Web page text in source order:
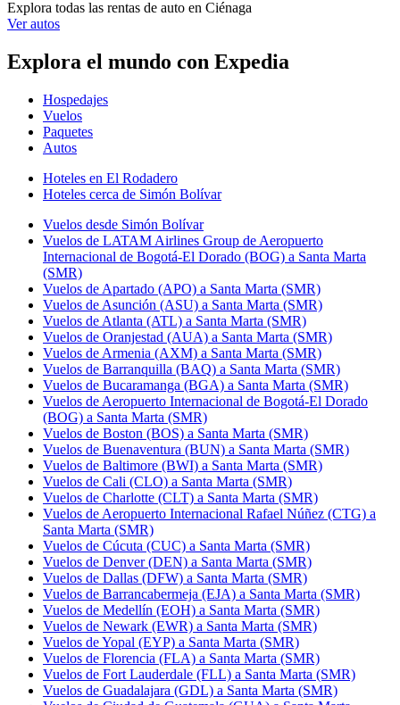
Explora todas las rentas de auto en Ciénaga
Ver autos
Explora el mundo con Expedia
Hospedajes
Vuelos
Paquetes
Autos
Hoteles en El Rodadero
Hoteles cerca de Simón Bolívar
Vuelos desde Simón Bolívar
Vuelos de LATAM Airlines Group de Aeropuerto
Internacional de Bogotá-El Dorado (BOG) a Santa Marta
(SMR)
Vuelos de Apartado (APO) a Santa Marta (SMR)
Vuelos de Asunción (ASU) a Santa Marta (SMR)
Vuelos de Atlanta (ATL) a Santa Marta (SMR)
Vuelos de Oranjestad (AUA) a Santa Marta (SMR)
Vuelos de Armenia (AXM) a Santa Marta (SMR)
Vuelos de Barranquilla (BAQ) a Santa Marta (SMR)
Vuelos de Bucaramanga (BGA) a Santa Marta (SMR)
Vuelos de Aeropuerto Internacional de Bogotá-El Dorado
(BOG) a Santa Marta (SMR)
Vuelos de Boston (BOS) a Santa Marta (SMR)
Vuelos de Buenaventura (BUN) a Santa Marta (SMR)
Vuelos de Baltimore (BWI) a Santa Marta (SMR)
Vuelos de Cali (CLO) a Santa Marta (SMR)
Vuelos de Charlotte (CLT) a Santa Marta (SMR)
Vuelos de Aeropuerto Internacional Rafael Núñez (CTG) a
Santa Marta (SMR)
Vuelos de Cúcuta (CUC) a Santa Marta (SMR)
Vuelos de Denver (DEN) a Santa Marta (SMR)
Vuelos de Dallas (DFW) a Santa Marta (SMR)
Vuelos de Barrancabermeja (EJA) a Santa Marta (SMR)
Vuelos de Medellín (EOH) a Santa Marta (SMR)
Vuelos de Newark (EWR) a Santa Marta (SMR)
Vuelos de Yopal (EYP) a Santa Marta (SMR)
Vuelos de Florencia (FLA) a Santa Marta (SMR)
Vuelos de Fort Lauderdale (FLL) a Santa Marta (SMR)
Vuelos de Guadalajara (GDL) a Santa Marta (SMR)